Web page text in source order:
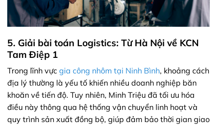
5. Giải bài toán Logistics: Từ Hà Nội về KCN
Tam Điệp 1
Trong lĩnh vực gia công nhôm tại Ninh Bình, khoảng cách
địa lý thường là yếu tố khiến nhiều doanh nghiệp băn
khoăn về tiến độ. Tuy nhiên, Minh Triệu đã tối ưu hóa
điều này thông qua hệ thống vận chuyển linh hoạt và
quy trình sản xuất đồng bộ, giúp đảm bảo thời gian giao